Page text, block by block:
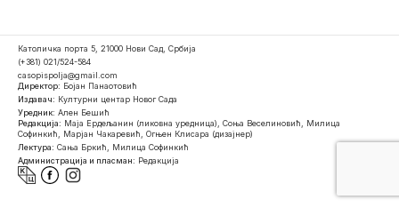
Католичка порта 5, 21000 Нови Сад, Србија
(+381) 021/524-584
casopispolja@gmail.com
Директор: Бојан Панаотовић
Издавач: Културни центар Новог Сада
Уредник: Ален Бешић
Редакција: Маја Ердељанин (ликовна уредница), Соња Веселиновић, Милица
Софинкић, Марјан Чакаревић, Огњен Клисара (дизајнер)
Лектура: Сања Бркић, Милица Софинкић
Администрација и пласман: Редакција